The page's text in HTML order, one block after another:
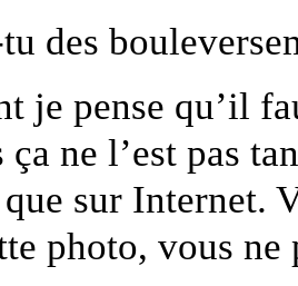
des
je pense qu’il
ne l’est pas
sur Internet.
photo, vous